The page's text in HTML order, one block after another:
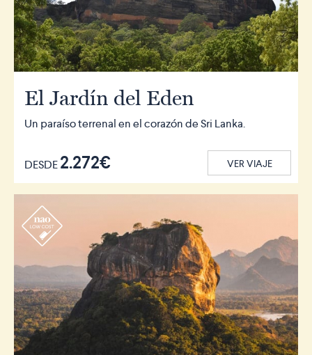
El Jardín del Eden
Un paraíso terrenal en el corazón de Sri Lanka.
DESDE2.272€ VER VIAJE
r